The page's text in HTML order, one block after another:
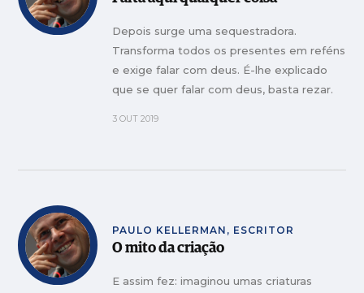
Depois surge uma sequestradora.
Transforma todos os presentes em reféns
e exige falar com deus. É-lhe explicado
que se quer falar com deus, basta rezar.
3 OUT 2019
PAULO KELLERMAN, ESCRITOR
O mito da criação
E assim fez: imaginou umas criaturas